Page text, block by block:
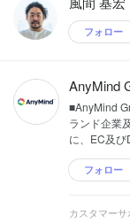
フォロー
AnyMind
■AnyMind
ランド企業
に、EC及び
フォロー
カスタマー